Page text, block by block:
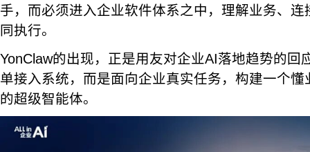
手，而必须进入企业软件体系之中，理解业务、
同执行。
YonClaw的出现，正是用友对企业AI落地趋势的回
单接入系统，而是面向企业真实任务，构建一个
的超级智能体。